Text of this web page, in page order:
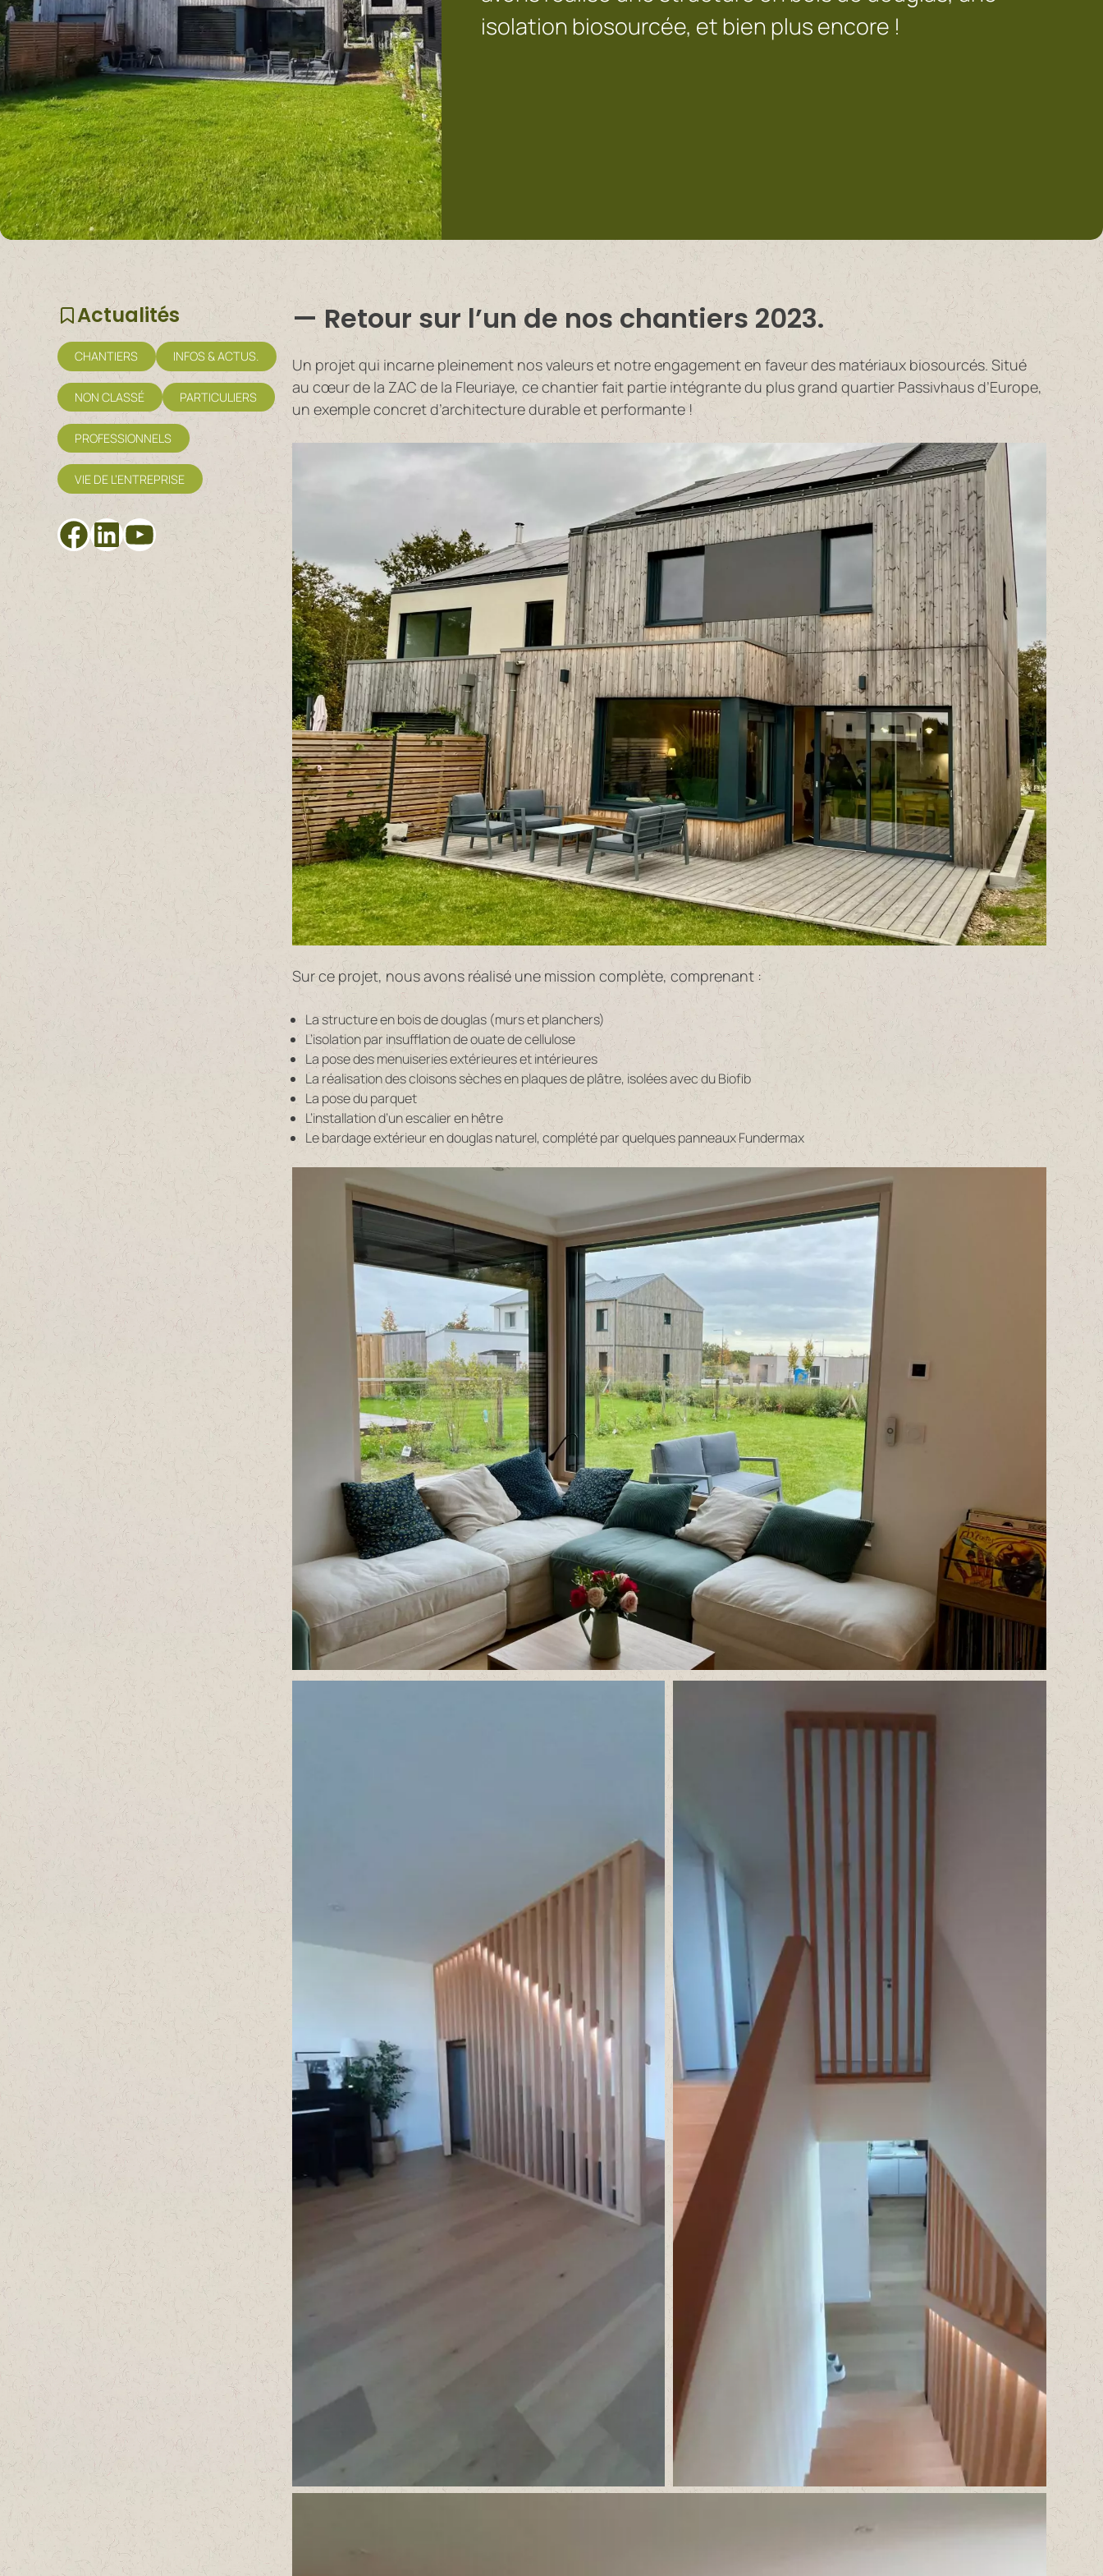
isolation biosourcée, et bien plus encore !
Retour sur l’un de nos chantiers 2023.
Un projet qui incarne pleinement nos valeurs et notre engagement en faveur des matériaux biosourcés. Situé
au cœur de la ZAC de la Fleuriaye, ce chantier fait partie intégrante du plus grand quartier Passivhaus d’Europe,
un exemple concret d’architecture durable et performante !
Sur ce projet, nous avons réalisé une mission complète, comprenant :
La structure en bois de douglas (murs et planchers)
L’isolation par insufflation de ouate de cellulose
La pose des menuiseries extérieures et intérieures
La réalisation des cloisons sèches en plaques de plâtre, isolées avec du Biofib
La pose du parquet
L’installation d’un escalier en hêtre
Le bardage extérieur en douglas naturel, complété par quelques panneaux Fundermax
Actualités
CHANTIERS INFOS & ACTUS.
NON CLASSÉ PARTICULIERS
PROFESSIONNELS
VIE DE L’ENTREPRISE
Facebook
LinkedIn
YouTube